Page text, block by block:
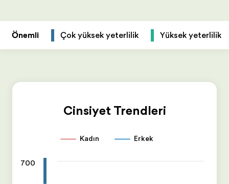
Önemli Çok yüksek yeterlilik Yüksek yeterlilik
Cinsiyet Trendleri
Kadın Erkek
700